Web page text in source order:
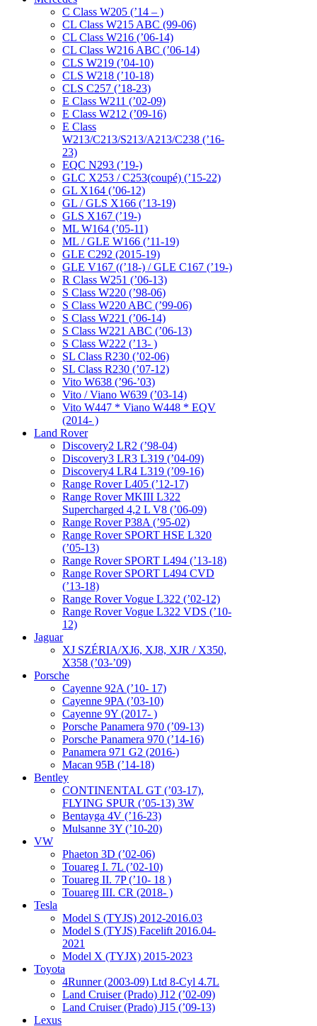
C Class W205 (’14 – )
CL Class W215 ABC (99-06)
CL Class W216 (’06-14)
CL Class W216 ABC (’06-14)
CLS W219 (’04-10)
CLS W218 (’10-18)
CLS C257 (’18-23)
E Class W211 (’02-09)
E Class W212 (’09-16)
E Class
W213/C213/S213/A213/C238 (’16-
23)
EQC N293 (’19-)
GLC X253 / C253(coupé) (’15-22)
GL X164 (’06-12)
GL / GLS X166 (’13-19)
GLS X167 (’19-)
ML W164 (’05-11)
ML / GLE W166 (’11-19)
GLE C292 (2015-19)
GLE V167 ((’18-) / GLE C167 (’19-)
R Class W251 (’06-13)
S Class W220 (’98-06)
S Class W220 ABC (’99-06)
S Class W221 (’06-14)
S Class W221 ABC (’06-13)
S Class W222 (’13- )
SL Class R230 (’02-06)
SL Class R230 (’07-12)
Vito W638 (’96-’03)
Vito / Viano W639 (’03-14)
Vito W447 * Viano W448 * EQV
(2014- )
Land Rover
Discovery2 LR2 (’98-04)
Discovery3 LR3 L319 (’04-09)
Discovery4 LR4 L319 (’09-16)
Range Rover L405 (’12-17)
Range Rover MKIII L322
Supercharged 4,2 L V8 (’06-09)
Range Rover P38A (’95-02)
Range Rover SPORT HSE L320
(’05-13)
Range Rover SPORT L494 (’13-18)
Range Rover SPORT L494 CVD
(’13-18)
Range Rover Vogue L322 (’02-12)
Range Rover Vogue L322 VDS (’10-
12)
Jaguar
XJ SZÉRIA/XJ6, XJ8, XJR / X350,
X358 (’03-’09)
Porsche
Cayenne 92A (’10- 17)
Cayenne 9PA (’03-10)
Cayenne 9Y (2017- )
Porsche Panamera 970 (’09-13)
Porsche Panamera 970 (’14-16)
Panamera 971 G2 (2016-)
Macan 95B (’14-18)
Bentley
CONTINENTAL GT (’03-17),
FLYING SPUR (’05-13) 3W
Bentayga 4V (’16-23)
Mulsanne 3Y (’10-20)
VW
Phaeton 3D (’02-06)
Touareg I. 7L (’02-10)
Touareg II. 7P (’10- 18 )
Touareg III. CR (2018- )
Tesla
Model S (TYJS) 2012-2016.03
Model S (TYJS) Facelift 2016.04-
2021
Model X (TYJX) 2015-2023
Toyota
4Runner (2003-09) Ltd 8-Cyl 4.7L
Land Cruiser (Prado) J12 (’02-09)
Land Cruiser (Prado) J15 (’09-13)
Lexus